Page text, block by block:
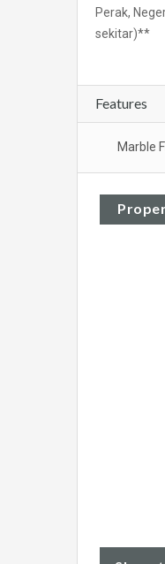
Perak,
sekitar)**
Features
Marble